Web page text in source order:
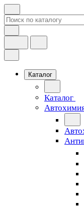
Каталог
Каталог